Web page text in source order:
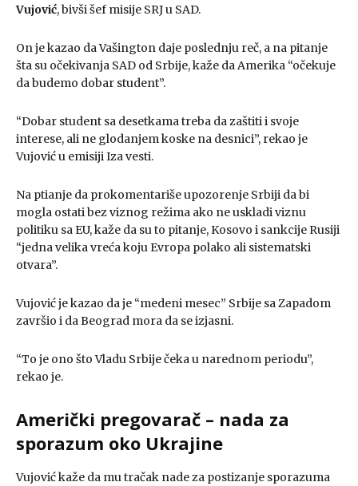
Vujović, bivši šef misije SRJ u SAD.
On je kazao da Vašington daje poslednju reč, a na pitanje
šta su očekivanja SAD od Srbije, kaže da Amerika “očekuje
da budemo dobar student”.
“Dobar student sa desetkama treba da zaštiti i svoje
interese, ali ne glodanjem koske na desnici”, rekao je
Vujović u emisiji Iza vesti.
Na ptianje da prokomentariše upozorenje Srbiji da bi
mogla ostati bez viznog režima ako ne uskladi viznu
politiku sa EU, kaže da su to pitanje, Kosovo i sankcije Rusiji
“jedna velika vreća koju Evropa polako ali sistematski
otvara”.
Vujović je kazao da je “medeni mesec” Srbije sa Zapadom
završio i da Beograd mora da se izjasni.
“To je ono što Vladu Srbije čeka u narednom periodu”,
rekao je.
Američki pregovarač – nada za
sporazum oko Ukrajine
Vujović kaže da mu tračak nade za postizanje sporazuma